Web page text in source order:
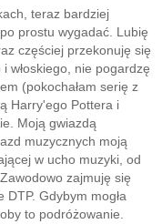
teraz bardziej
prostu wygadać. Lubię
częściej przekonuję się
włoskiego, nie pogardzę
(pokochałam serię z
Harry'ego Pottera i
Moją gwiazdą
muzycznych moją
w ucho muzyki, od
zajmuję się
Gdybym mogła
to podróżowanie.